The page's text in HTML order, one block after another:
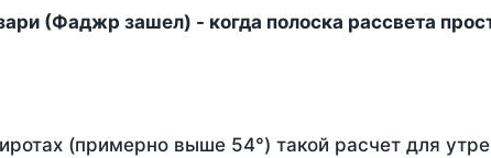
(Фаджр зашел) - когда полоска рассвета
(примерно выше 54°) такой расчет для